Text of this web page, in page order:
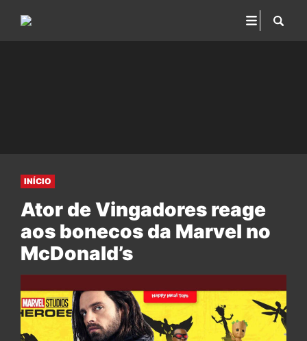
INÍCIO
Ator de Vingadores reage
aos bonecos da Marvel no
McDonald’s